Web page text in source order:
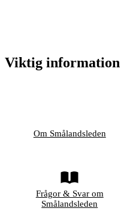
Viktig information
Om Smålandsleden
Frågor & Svar om
Smålandsleden